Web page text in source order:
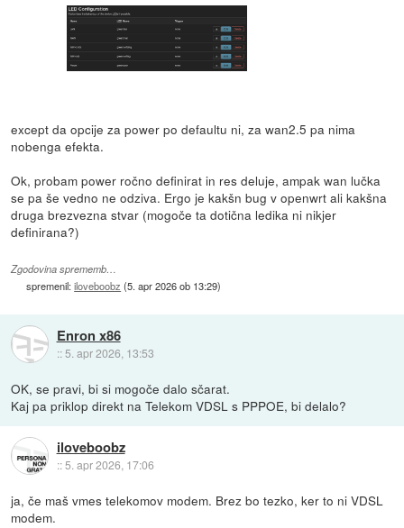
except da opcije za power po defaultu ni, za wan2.5 pa nima
nobenga efekta.
Ok, probam power ročno definirat in res deluje, ampak wan lučka
se pa še vedno ne odziva. Ergo je kakšn bug v openwrt ali kakšna
druga brezvezna stvar (mogoče ta dotična ledika ni nikjer
definirana?)
Zgodovina sprememb…
spremenil:iloveboobz (5. apr 2026 ob 13:29)
Enron x86
:: 5. apr 2026, 13:53
OK, se pravi, bi si mogoče dalo sčarat.
Kaj pa priklop direkt na Telekom VDSL s PPPOE, bi delalo?
iloveboobz
::5. apr 2026, 17:06
ja, če maš vmes telekomov modem. Brez bo tezko, ker to ni VDSL
modem.